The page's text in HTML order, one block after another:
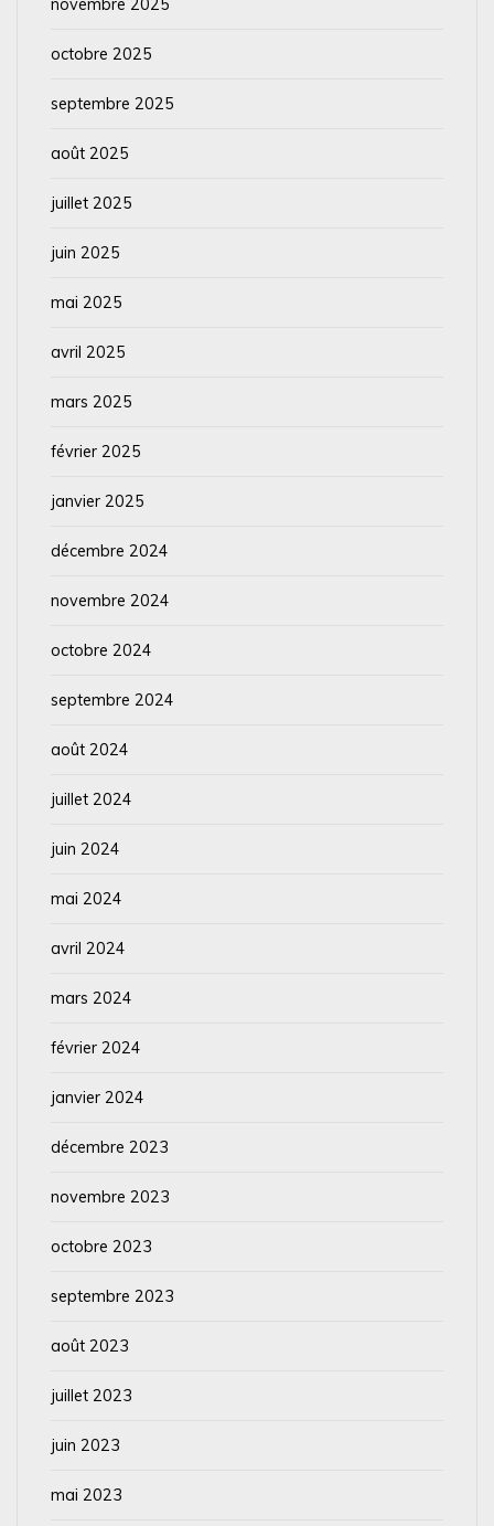
novembre 2025
octobre 2025
septembre 2025
août 2025
juillet 2025
juin 2025
mai 2025
avril 2025
mars 2025
février 2025
janvier 2025
décembre 2024
novembre 2024
octobre 2024
septembre 2024
août 2024
juillet 2024
juin 2024
mai 2024
avril 2024
mars 2024
février 2024
janvier 2024
décembre 2023
novembre 2023
octobre 2023
septembre 2023
août 2023
juillet 2023
juin 2023
mai 2023